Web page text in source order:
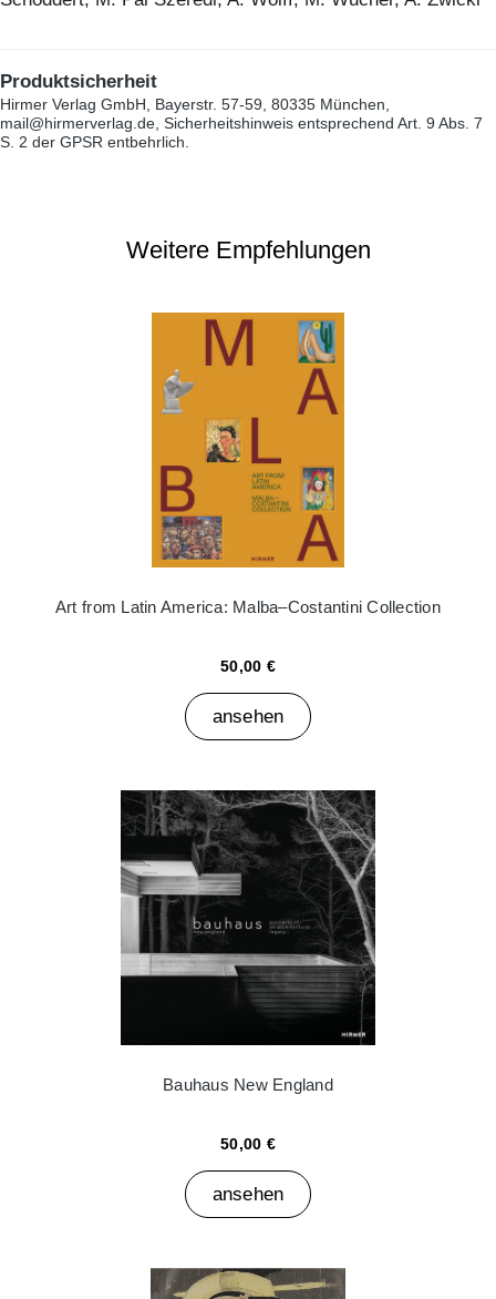
Produktsicherheit
Hirmer Verlag GmbH, Bayerstr. 57-59, 80335 München,
mail@hirmerverlag.de, Sicherheitshinweis entsprechend Art. 9 Abs. 7
S. 2 der GPSR entbehrlich.
Weitere Empfehlungen
Art from Latin America: Malba–Costantini Collection
50,00 €
ansehen
Bauhaus New England
50,00 €
ansehen